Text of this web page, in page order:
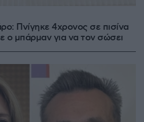
Πνίγηκε 4χρονος σε πισίνα
ο μπάρμαν για να τον σώσει